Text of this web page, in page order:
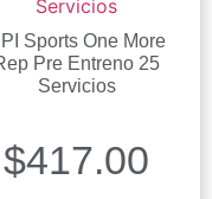
Sports One More
Pre Entreno 25
Servicios
$417.00